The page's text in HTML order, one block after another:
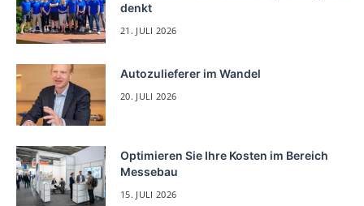
denkt
21. JULI 2026
Autozulieferer im Wandel
20. JULI 2026
Optimieren Sie Ihre Kosten im Bereich
Messebau
15. JULI 2026